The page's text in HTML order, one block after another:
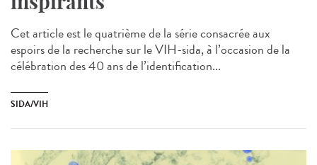
Cet article est le quatrième de la série consacrée aux
espoirs de la recherche sur le VIH-sida, à l’occasion de la
célébration des 40 ans de l’identification...
SIDA/VIH